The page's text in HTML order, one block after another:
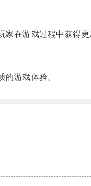
在游戏过程中获得
游戏体验。